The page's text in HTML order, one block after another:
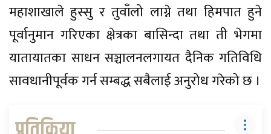
महाशाखाले हुस्सु र तुवाँलो लाग्ने तथा हिमपात हुने
पूर्वानुमान गरिएका क्षेत्रका बासिन्दा तथा ती भेगमा
यातायातका साधन सञ्चालनलगायत दैनिक गतिविधि
सावधानीपूर्वक गर्न सम्बद्ध सबैलाई अनुरोध गरेको छ ।